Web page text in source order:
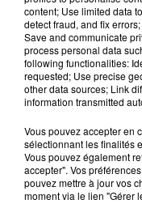
2 juillet
content; Use limited data
detect fraud, and fix
Save and communicate
process personal data
following functionalities:
requested; Use precise
other data sources; Link
information transmitted
Vous pouvez accepter en
sélectionnant les finalités
Vous pouvez également
accepter". Vos
pouvez mettre à jour vos
moment via le lien "Gérer